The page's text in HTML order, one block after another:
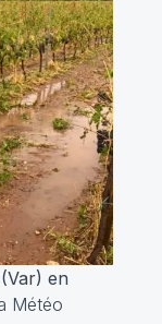
en
Météo